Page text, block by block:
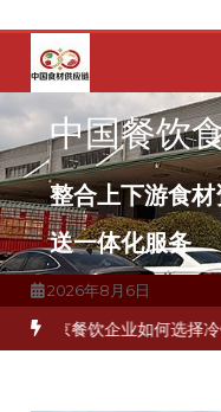
容
中国餐饮
整合上下游食
送一体化服务
2026年8月6日
餐饮企业如何选择冷链公司